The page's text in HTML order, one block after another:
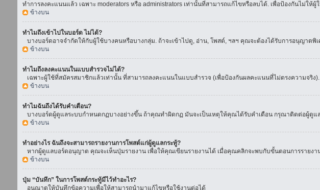
ทำการลงคะแนนแล้ว เฉพาะ moderators หรือ administrators เท่านั้นที่สามารถแก้ไขหรือลบได้. เพื่อป้องกันไม่ให้
ข้างบน
ทำไมถึงเข้าไปในบอร์ด ไม่ได้?
บางบอร์ดอาจจำกัดให้กับผู้ใช้บางคนหรือบางกลุ่ม. ถ้าจะเข้าไปดู, อ่าน, โพสต์, ฯลฯ คุณจะต้องได้รับการอนุญาต
ข้างบน
ทำไมถึงลงคะแนนในแบบสำรวจไม่ได้?
เฉพาะผู้ใช้ที่สมัครสมาชิกแล้วเท่านั้น ที่สามารถลงคะแนนในแบบสำรวจ (เพื่อป้องกันผลคะแนนที่ไม่ตรงความจ
ข้างบน
ทำไมฉันถึงได้รับคำเตือน?
บางบอร์ดผู้ดูแลระบบกำหนดกฏบางอย่างขึ้น ถ้าคุณทำผิดกฏ มันจะเป็นเหตุให้คุณได้รับคำเตือน กรุณาติดต่อผู้ดู
ข้างบน
ทำอย่างไร ฉันถึงจะสามารถรายงานการโพสต์แก่ผู้ดูแลกระทู้?
หากผู้ดูแลบอร์ดอนุญาต คุณจะเห็นปุ่มรายงาน เพื่อให้คุณเขียนรายงานได้ เมื่อคุณคลิกจะพบกับขั้นตอนการรายงา
ข้างบน
ปุ่ม “บันทึก” ในการโพสต์กระทู้มีไว้ทำอะไร?
อนุณาตให้บันทึกข้อความเพื่อให้สามารถนำมาแก้ไขหรือใช้งานต่อได้